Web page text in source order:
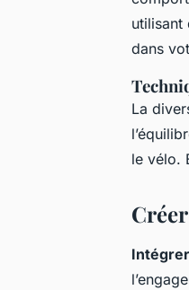
utilisant
dans
La
le vélo.